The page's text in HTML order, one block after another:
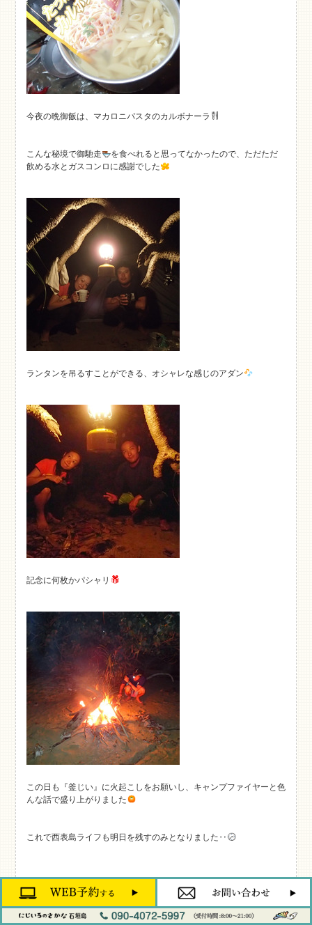
今夜の晩御飯は、マカロニパスタのカルボナーラ
こんな秘境で御馳走
を食べれると思ってなかったので、ただただ
飲める水とガスコンロに感謝でした
ランタンを吊るすことができる、オシャレな感じのアダン
記念に何枚かパシャリ
この日も『釜じい』に火起こしをお願いし、キャンプファイヤーと色
んな話で盛り上がりました
これで西表島ライフも明日を残すのみとなりました‥